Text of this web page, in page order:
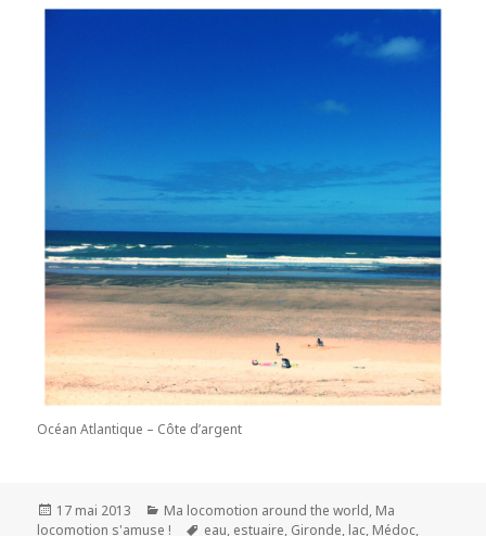
Océan Atlantique – Côte d’argent
Publié
le
17 mai 2013 Catégories
Ma locomotion around the world, Ma
locomotion s'amuse !
Mots-
eau, estuaire, Gironde, lac, Médoc,